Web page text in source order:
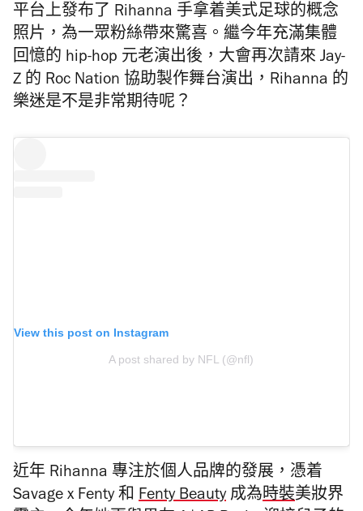
平台上發布了 Rihanna 手拿着美式足球的概念
照片，為一眾粉絲帶來驚喜。 繼今年充滿集體
回憶的 hip-hop 元老演出後，大會再次請來 Jay-
Z 的 Roc Nation 協助製作舞台演出，Rihanna 的
樂迷是不是非常期待呢？
View this post on Instagram
A post shared by NFL (@nfl)
近年 Rihanna 專注於個人品牌的發展，憑着
Savage x Fenty 和 Fenty Beauty成為時裝美妝界